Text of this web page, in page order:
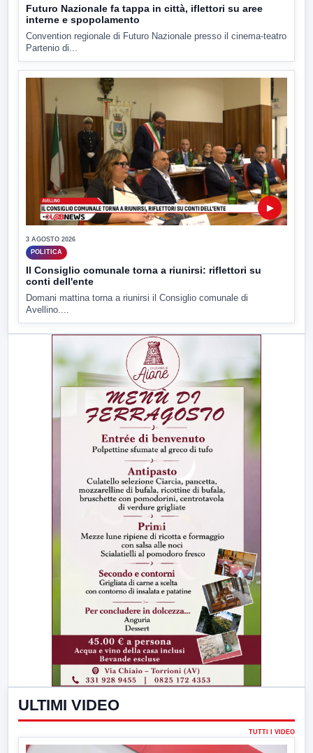
Futuro Nazionale fa tappa in città, iflettori su aree
interne e spopolamento
Convention regionale di Futuro Nazionale presso il cinema-teatro
Partenio di...
▶
3 AGOSTO 2026
POLITICA
Il Consiglio comunale torna a riunirsi: riflettori su
conti dell'ente
Domani mattina torna a riunirsi il Consiglio comunale di
Avellino....
ULTIMI VIDEO
TUTTI I VIDEO